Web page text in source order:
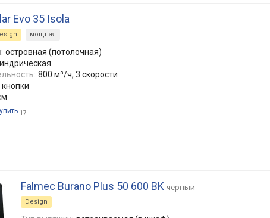
Evo 35 Isola
мощная
островная (потолочная)
800 м³/ч, 3 скорости
кнопки
17
Falmec Burano Plus 50 600 BK черный
Design